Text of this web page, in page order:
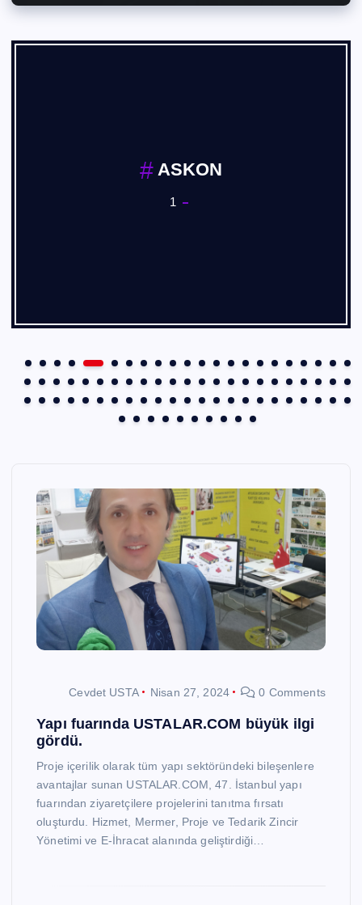
ASKON
1
Cevdet USTA Nisan 27, 2024 0 Comments
Yapı fuarında USTALAR.COM büyük ilgi
gördü.
Proje içerilik olarak tüm yapı sektöründeki bileşenlere
avantajlar sunan USTALAR.COM, 47. İstanbul yapı
fuarından ziyaretçilere projelerini tanıtma fırsatı
oluşturdu. Hizmet, Mermer, Proje ve Tedarik Zincir
Yönetimi ve E-İhracat alanında geliştirdiği…